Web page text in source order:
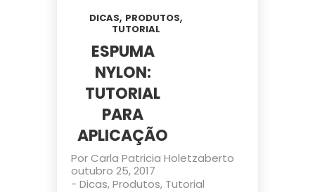
DICAS, PRODUTOS,
TUTORIAL
ESPUMA
NYLON:
TUTORIAL
PARA
APLICAÇÃO
PorCarla Patricia Holetzaberto
outubro 25, 2017
- Dicas,Produtos, Tutorial